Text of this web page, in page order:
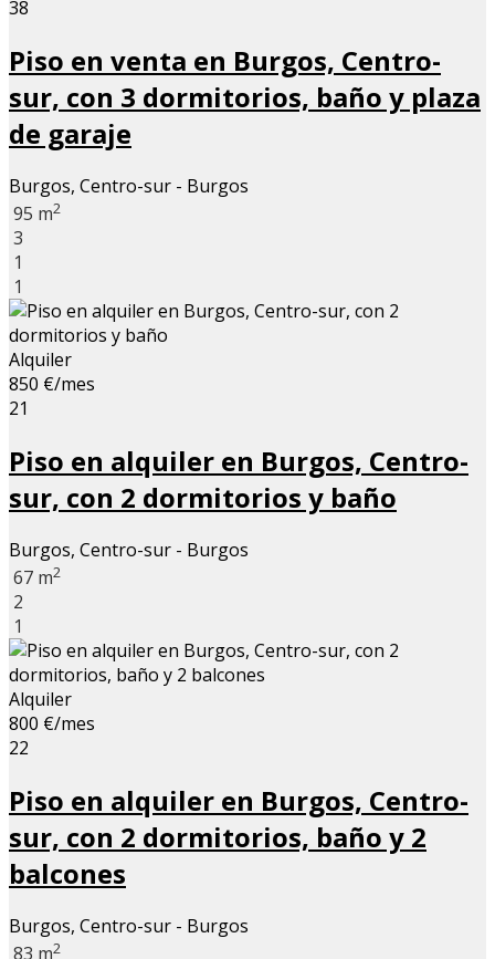
38
Piso en venta en Burgos, Centro-
sur, con 3 dormitorios, baño y plaza
de garaje
Burgos, Centro-sur - Burgos
95 m2
3
1
1
Alquiler
850 €/mes
21
Piso en alquiler en Burgos, Centro-
sur, con 2 dormitorios y baño
Burgos, Centro-sur - Burgos
67 m2
2
1
Alquiler
800 €/mes
22
Piso en alquiler en Burgos, Centro-
sur, con 2 dormitorios, baño y 2
balcones
Burgos, Centro-sur - Burgos
83 m2